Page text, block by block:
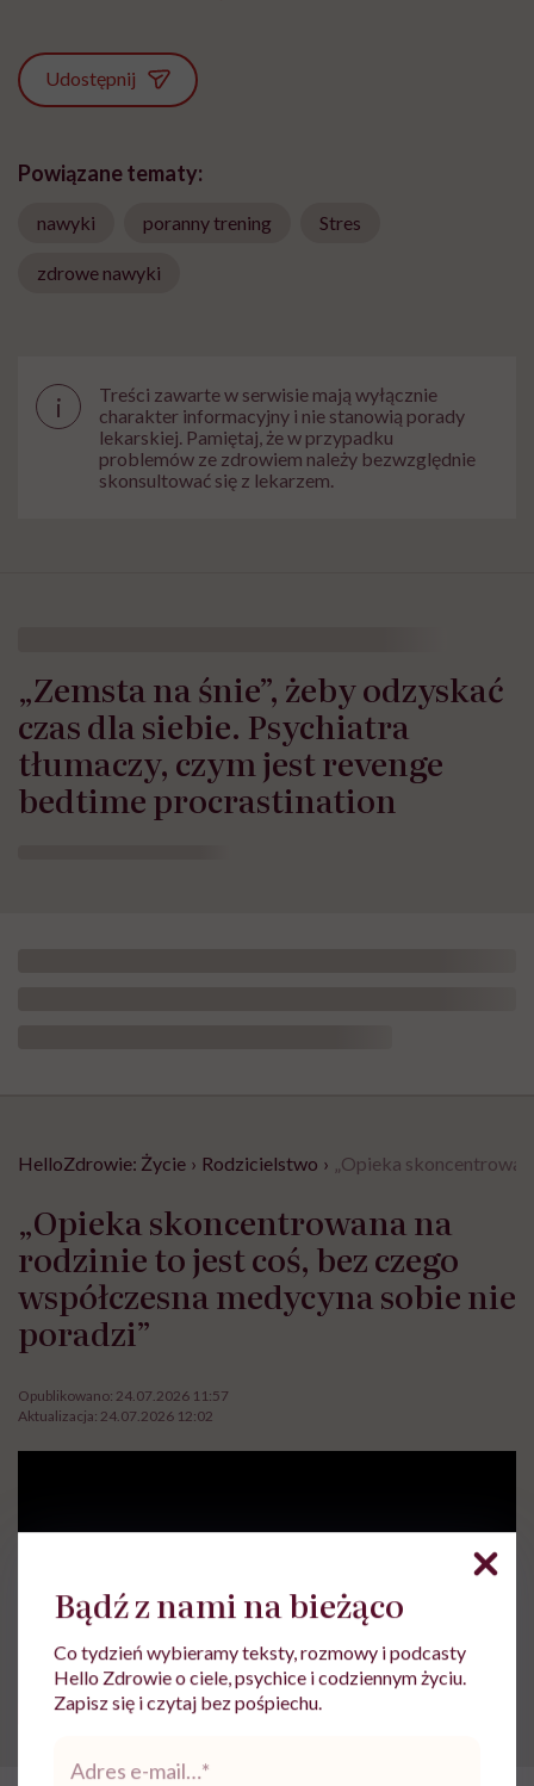
Udostępnij
Powiązane tematy:
nawyki poranny trening Stres
zdrowe nawyki
i
Treści zawarte w serwisie mają wyłącznie
charakter informacyjny i nie stanowią porady
lekarskiej. Pamiętaj, że w przypadku
problemów ze zdrowiem należy bezwzględnie
skonsultować się z lekarzem.
„Zemsta na śnie”, żeby odzyskać
czas dla siebie. Psychiatra
tłumaczy, czym jest revenge
bedtime procrastination
HelloZdrowie: Życie › Rodzicielstwo › „Opieka
„Opieka skoncentrowana na
rodzinie to jest coś, bez czego
współczesna medycyna sobie nie
poradzi”
Opublikowano: 24.07.2026 11:57
Aktualizacja: 24.07.2026 12:02
Bądź z nami na bieżąco
Co tydzień wybieramy teksty, rozmowy i podcasty
Hello Zdrowie o ciele, psychice i codziennym życiu.
Zapisz się i czytaj bez pośpiechu.